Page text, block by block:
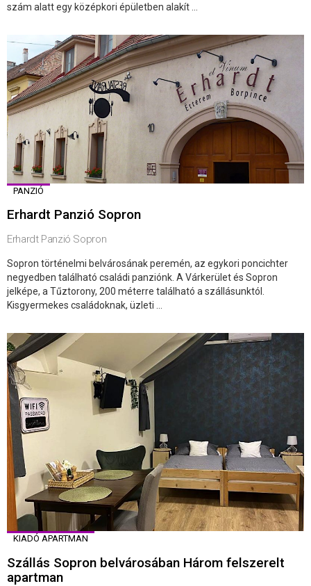
szám alatt egy középkori épületben alakít ...
PANZIÓ
Erhardt Panzió Sopron
Erhardt Panzió Sopron
Sopron történelmi belvárosának peremén, az egykori poncichter
negyedben található családi panziónk. A Várkerület és Sopron
jelképe, a Tűztorony, 200 méterre található a szállásunktól.
Kisgyermekes családoknak, üzleti ...
KIADÓ APARTMAN
Szállás Sopron belvárosában Három felszerelt
apartman